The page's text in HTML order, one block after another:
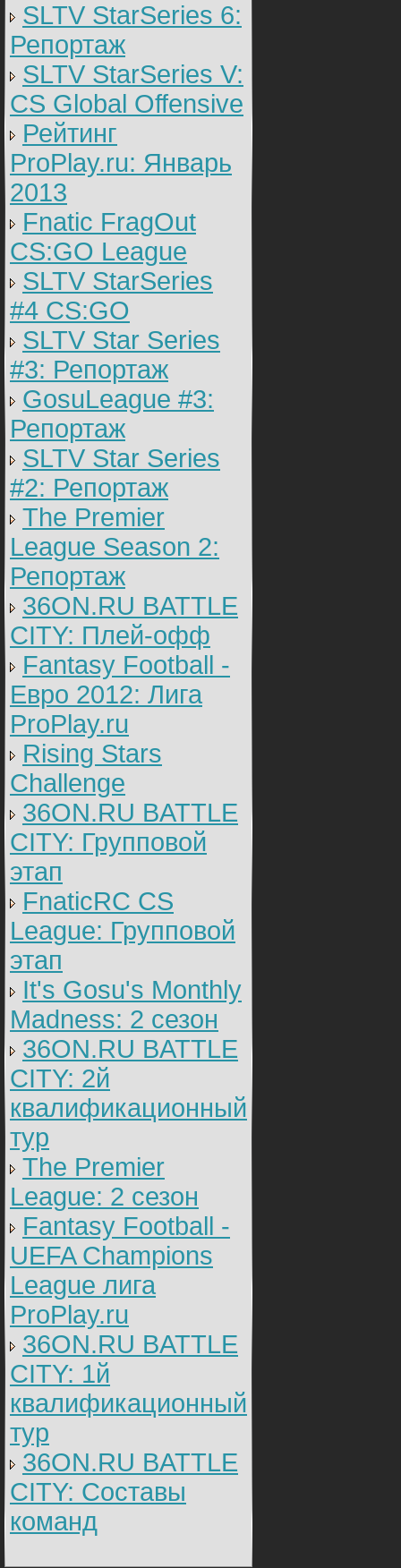
SLTV StarSeries 6:
Репортаж
SLTV StarSeries V:
CS Global Offensive
Рейтинг
ProPlay.ru: Январь
2013
Fnatic FragOut
CS:GO League
SLTV StarSeries
#4 CS:GO
SLTV Star Series
#3: Репортаж
GosuLeague #3:
Репортаж
SLTV Star Series
#2: Репортаж
The Premier
League Season 2:
Репортаж
36ON.RU BATTLE
CITY: Плей-офф
Fantasy Football -
Евро 2012: Лига
ProPlay.ru
Rising Stars
Challenge
36ON.RU BATTLE
CITY: Групповой
этап
FnaticRC CS
League: Групповой
этап
It's Gosu's Monthly
Madness: 2 сезон
36ON.RU BATTLE
CITY: 2й
квалификационный
тур
The Premier
League: 2 cезон
Fantasy Football -
UEFA Champions
League лига
ProPlay.ru
36ON.RU BATTLE
CITY: 1й
квалификационный
тур
36ON.RU BATTLE
CITY: Составы
команд